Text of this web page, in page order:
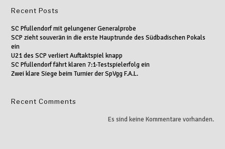
Recent Posts
SC Pfullendorf mit gelungener Generalprobe
SCP zieht souverän in die erste Hauptrunde des Südbadischen Pokals
ein
U21 des SCP verliert Auftaktspiel knapp
SC Pfullendorf fährt klaren 7:1-Testspielerfolg ein
Zwei klare Siege beim Turnier der SpVgg F.A.L.
Recent Comments
Es sind keine Kommentare vorhanden.